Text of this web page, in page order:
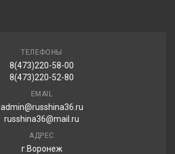
ТЕЛЕФОНЫ
8(473)220-58-00
8(473)220-52-80
EMAIL
admin@russhina36.ru
russhina36@mail.ru
АДРЕС
г.Воронеж